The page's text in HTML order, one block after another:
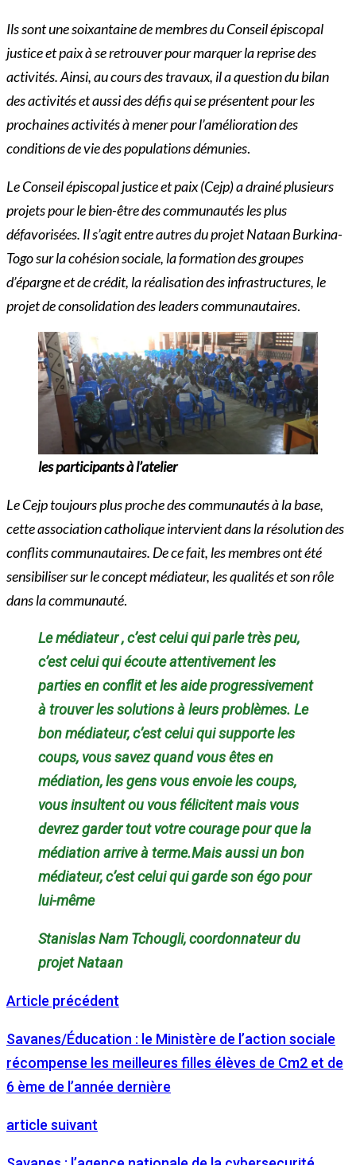
Ils sont une soixantaine de membres du Conseil épiscopal
justice et paix à se retrouver pour marquer la reprise des
activités. Ainsi, au cours des travaux, il a question du bilan
des activités et aussi des défis qui se présentent pour les
prochaines activités à mener pour l’amélioration des
conditions de vie des populations démunies.
Le Conseil épiscopal justice et paix (Cejp) a drainé plusieurs
projets pour le bien-être des communautés les plus
défavorisées. Il s’agit entre autres du projet Nataan Burkina-
Togo sur la cohésion sociale, la formation des groupes
d’épargne et de crédit, la réalisation des infrastructures, le
projet de consolidation des leaders communautaires.
les participants à l’atelier
Le Cejp toujours plus proche des communautés à la base,
cette association catholique intervient dans la résolution des
conflits communautaires. De ce fait, les membres ont été
sensibiliser sur le concept médiateur, les qualités et son rôle
dans la communauté.
Le médiateur , c’est celui qui parle très peu,
c’est celui qui écoute attentivement les
parties en conflit et les aide progressivement
à trouver les solutions à leurs problèmes. Le
bon médiateur, c’est celui qui supporte les
coups, vous savez quand vous êtes en
médiation, les gens vous envoie les coups,
vous insultent ou vous félicitent mais vous
devrez garder tout votre courage pour que la
médiation arrive à terme.Mais aussi un bon
médiateur, c’est celui qui garde son égo pour
lui-même
Stanislas Nam Tchougli, coordonnateur du
projet Nataan
Article précédent
Savanes/Éducation : le Ministère de l’action sociale
récompense les meilleures filles élèves de Cm2 et de
6 ème de l’année dernière
article suivant